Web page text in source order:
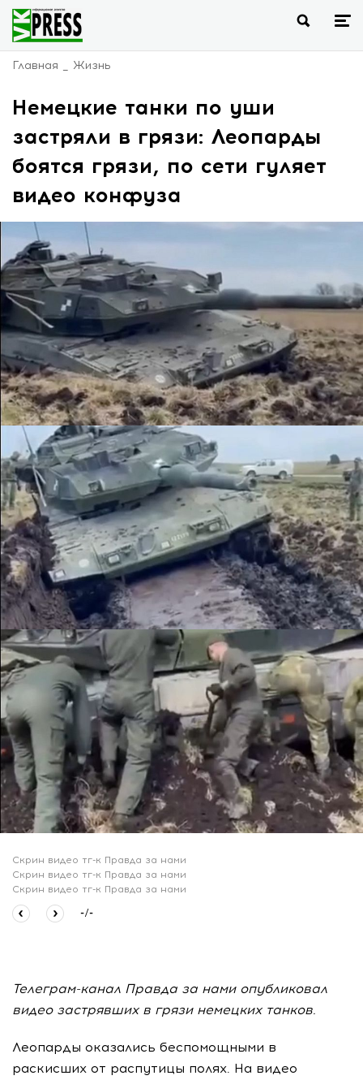
Главная Жизнь
Немецкие танки по уши
застряли в грязи: Леопарды
боятся грязи, по сети гуляет
видео конфуза
Скрин видео тг-к Правда за нами
Скрин видео тг-к Правда за нами
Скрин видео тг-к Правда за нами
-/-
Телеграм-канал Правда за нами опубликовал
видео застрявших в грязи немецких танков.
Леопарды оказались беспомощными в
раскисших от распутицы полях. На видео